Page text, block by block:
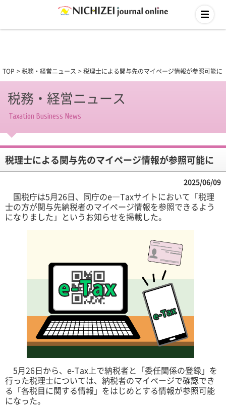
TOP 税務・経営ニュース 税理士による関与先のマイページ情報が参照可能に
税務・経営ニュース
Taxation Business News
税理士による関与先のマイページ情報が参照可能に
2025/06/09
国税庁は5月26日、同庁のe―Taxサイトにおいて「税理
士の方が関与先納税者のマイページ情報を参照できるよう
になりました」というお知らせを掲載した。
5月26日から、e-Tax上で納税者と「委任関係の登録」を
行った税理士については、納税者のマイページで確認でき
る「各税目に関する情報」をはじめとする情報が参照可能
になった。